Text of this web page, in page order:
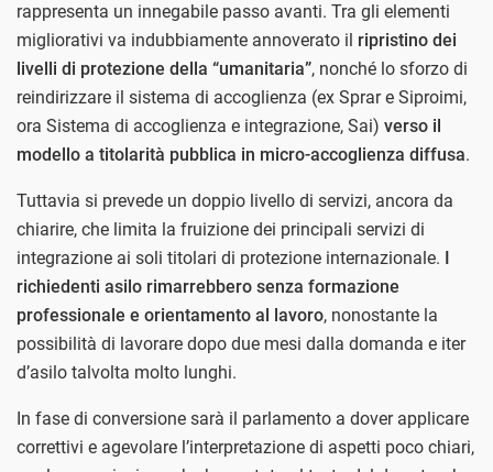
rappresenta un innegabile passo avanti. Tra gli elementi
migliorativi va indubbiamente annoverato il ripristino dei
livelli di protezione della “umanitaria”, nonché lo sforzo di
reindirizzare il sistema di accoglienza (ex Sprar e Siproimi,
ora Sistema di accoglienza e integrazione, Sai) verso il
modello a titolarità pubblica in micro-accoglienza diffusa.
Tuttavia si prevede un doppio livello di servizi, ancora da
chiarire, che limita la fruizione dei principali servizi di
integrazione ai soli titolari di protezione internazionale.
richiedenti asilo rimarrebbero senza formazione
professionale e orientamento al lavoro, nonostante la
possibilità di lavorare dopo due mesi dalla domanda e iter
d’asilo talvolta molto lunghi.
In fase di conversione sarà il parlamento a dover applicare
correttivi e agevolare l’interpretazione di aspetti poco chiari,